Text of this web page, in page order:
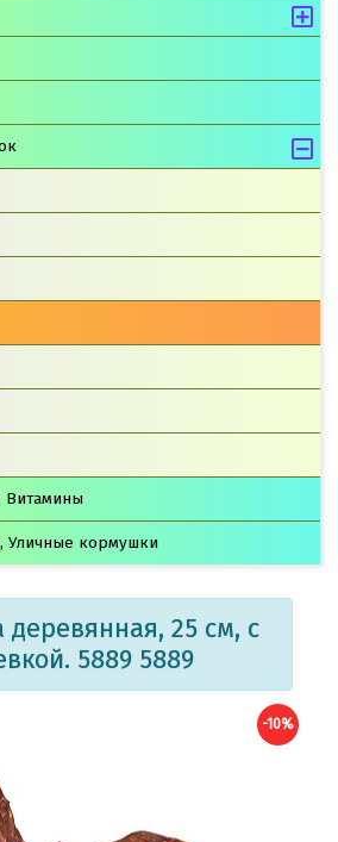
Витамины
Уличные кормушки
25 см, с
5889 5889
-10%